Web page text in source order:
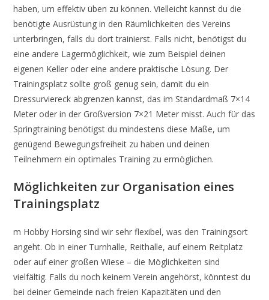
haben, um effektiv üben zu können. Vielleicht kannst du die
benötigte Ausrüstung in den Räumlichkeiten des Vereins
unterbringen, falls du dort trainierst. Falls nicht, benötigst du
eine andere Lagermöglichkeit, wie zum Beispiel deinen
eigenen Keller oder eine andere praktische Lösung. Der
Trainingsplatz sollte groß genug sein, damit du ein
Dressurviereck abgrenzen kannst, das im Standardmaß 7×14
Meter oder in der Großversion 7×21 Meter misst. Auch für das
Springtraining benötigst du mindestens diese Maße, um
genügend Bewegungsfreiheit zu haben und deinen
Teilnehmern ein optimales Training zu ermöglichen.
Möglichkeiten zur Organisation eines
Trainingsplatz
m Hobby Horsing sind wir sehr flexibel, was den Trainingsort
angeht. Ob in einer Turnhalle, Reithalle, auf einem Reitplatz
oder auf einer großen Wiese – die Möglichkeiten sind
vielfältig. Falls du noch keinem Verein angehörst, könntest du
bei deiner Gemeinde nach freien Kapazitäten und den